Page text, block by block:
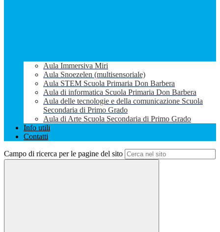
Aula Immersiva Miri
Aula Snoezelen (multisensoriale)
Aula STEM Scuola Primaria Don Barbera
Aula di informatica Scuola Primaria Don Barbera
Aula delle tecnologie e della comunicazione Scuola
Secondaria di Primo Grado
Aula di Arte Scuola Secondaria di Primo Grado
Info utili
Contatti
Campo di ricerca per le pagine del sito